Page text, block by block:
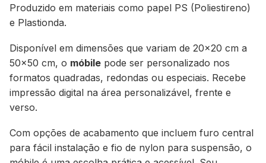
Produzido em materiais como papel PS (Poliestireno)
e Plastionda.
Disponível em dimensões que variam de 20x20 cm a
50x50 cm, o móbile pode ser personalizado nos
formatos quadradas, redondas ou especiais. Recebe
impressão digital na área personalizável, frente e
verso.
Com opções de acabamento que incluem furo central
para fácil instalação e fio de nylon para suspensão, o